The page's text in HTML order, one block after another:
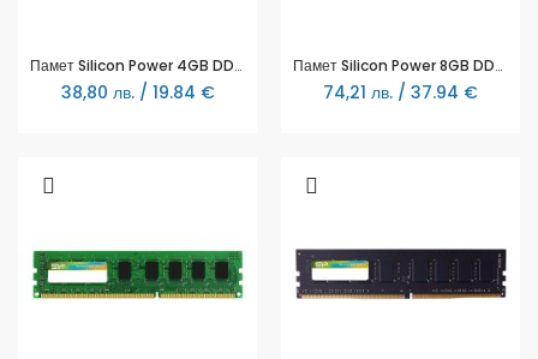
Памет Silicon Power 4GB DDR3 PC3-12800 1600MHz SP004GBLTU160N02
38,80 лв. / 19.84 €
Памет Silicon Power 8GB DDR3 PC3-12800 1600MHz SP008GBLTU160N02
74,21 лв. / 37.94 €